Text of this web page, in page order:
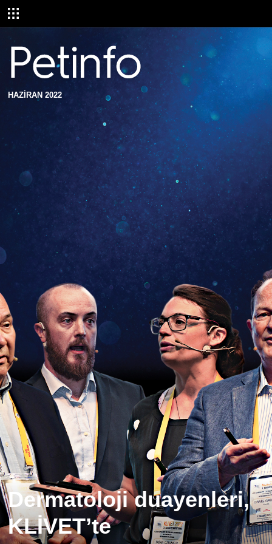
HAZİRAN 2022
Dermatoloji duayenleri,
KLİVET’te